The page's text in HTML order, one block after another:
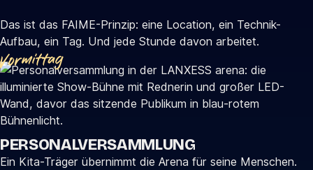
Das ist das FAIME-Prinzip: eine Location, ein Technik-
Aufbau, ein Tag. Und jede Stunde davon arbeitet.
Vormittag
PERSONALVERSAMMLUNG
Ein Kita-Träger übernimmt die Arena für seine Menschen.